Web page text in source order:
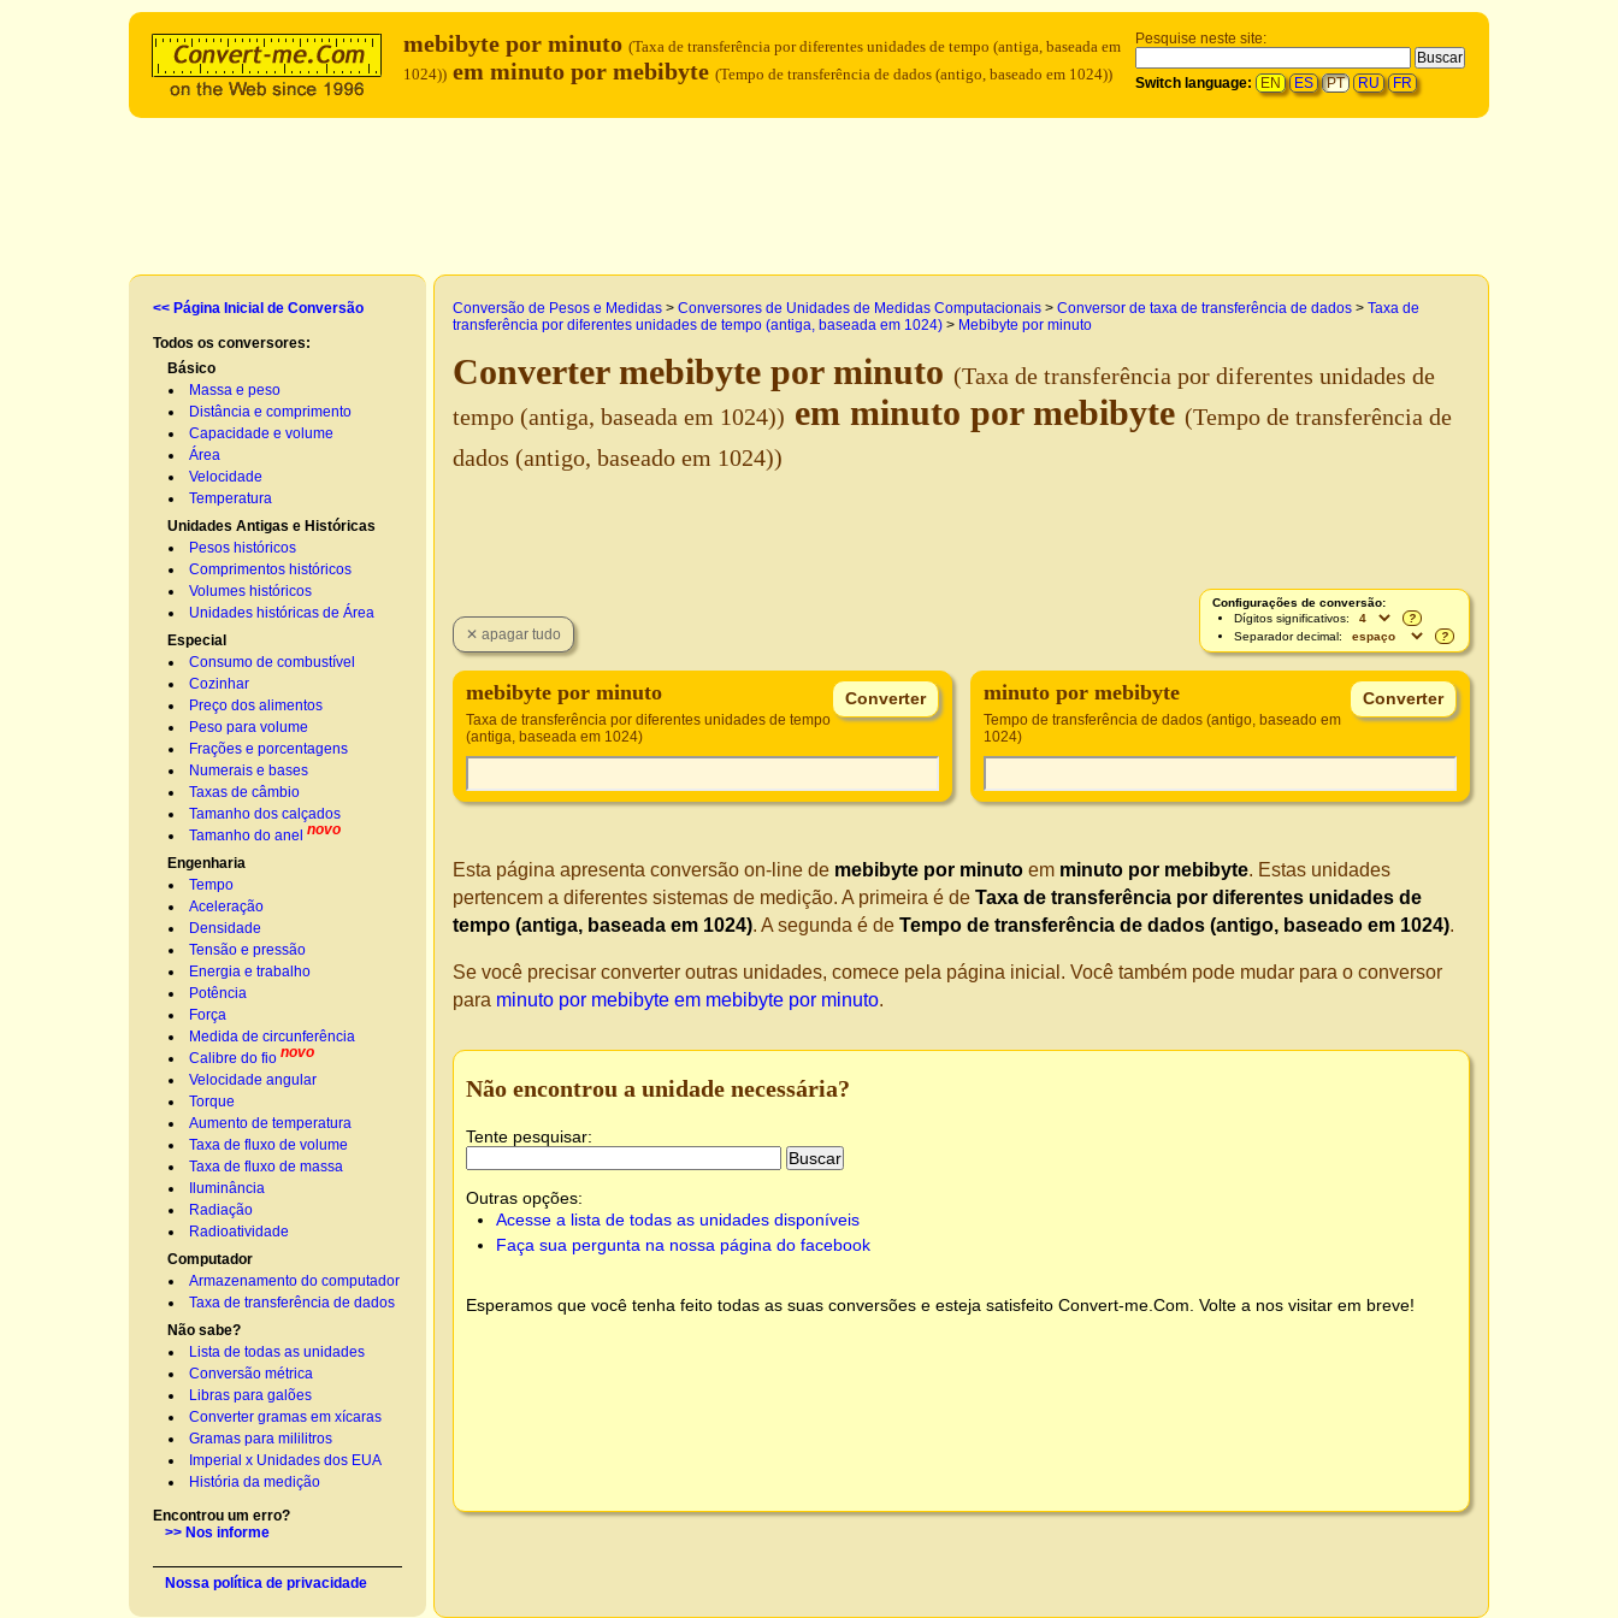
Pesquise neste site:
Switch language: EN ES PT RU FR
mebibyte por minuto (Taxa de transferência por diferentes unidades de tempo (antiga, baseada em
1024)) em minuto por mebibyte (Tempo de transferência de dados (antigo, baseado em 1024))
<< Página Inicial de Conversão
Todos os conversores:
Básico
Massa e peso
Distância e comprimento
Capacidade e volume
Área
Velocidade
Temperatura
Unidades Antigas e Históricas
Pesos históricos
Comprimentos históricos
Volumes históricos
Unidades históricas de Área
Especial
Consumo de combustível
Cozinhar
Preço dos alimentos
Peso para volume
Frações e porcentagens
Numerais e bases
Taxas de câmbio
Tamanho dos calçados
Tamanho do anel novo
Engenharia
Tempo
Aceleração
Densidade
Tensão e pressão
Energia e trabalho
Potência
Força
Medida de circunferência
Calibre do fio novo
Velocidade angular
Torque
Aumento de temperatura
Taxa de fluxo de volume
Taxa de fluxo de massa
Iluminância
Radiação
Radioatividade
Computador
Armazenamento do computador
Taxa de transferência de dados
Não sabe?
Lista de todas as unidades
Conversão métrica
Libras para galões
Converter gramas em xícaras
Gramas para mililitros
Imperial x Unidades dos EUA
História da medição
Encontrou um erro?
>> Nos informe
Nossa política de privacidade
Conversão de Pesos e Medidas > Conversores de Unidades de Medidas Computacionais > Conversor de taxa de transferência de dados > Taxa de
transferência por diferentes unidades de tempo (antiga, baseada em 1024) > Mebibyte por minuto
Converter mebibyte por minuto (Taxa de transferência por diferentes unidades de
tempo (antiga, baseada em 1024)) em minuto por mebibyte (Tempo de transferência de
dados (antigo, baseado em 1024))
Configurações de conversão:
Dígitos significativos:
?
Separador decimal:
?
mebibyte por minuto
Taxa de transferência por diferentes unidades de tempo
(antiga, baseada em 1024)
minuto por mebibyte
Tempo de transferência de dados (antigo, baseado em
1024)
Esta página apresenta conversão on-line de mebibyte por minuto em minuto por mebibyte. Estas unidades
pertencem a diferentes sistemas de medição. A primeira é de Taxa de transferência por diferentes unidades de
tempo (antiga, baseada em 1024). A segunda é de Tempo de transferência de dados (antigo, baseado em 1024).
Se você precisar converter outras unidades, comece pela página inicial. Você também pode mudar para o conversor
para minuto por mebibyte em mebibyte por minuto.
Não encontrou a unidade necessária?
Tente pesquisar:
Outras opções:
Acesse a lista de todas as unidades disponíveis
Faça sua pergunta na nossa página do facebook
Esperamos que você tenha feito todas as suas conversões e esteja satisfeito Convert-me.Com . Volte a nos visitar em breve!